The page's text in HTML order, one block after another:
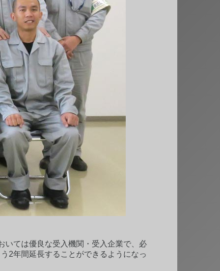
いては優良な受入機関・受入企業で、必
2年間延長することができるようになっ